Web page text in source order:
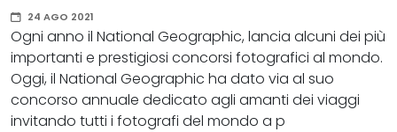
24 AGO 2021
Ogni anno il National Geographic, lancia alcuni dei più
importanti e prestigiosi concorsi fotografici al mondo.
Oggi, il National Geographic ha dato via al suo
concorso annuale dedicato agli amanti dei viaggi
invitando tutti i fotografi del mondo a p